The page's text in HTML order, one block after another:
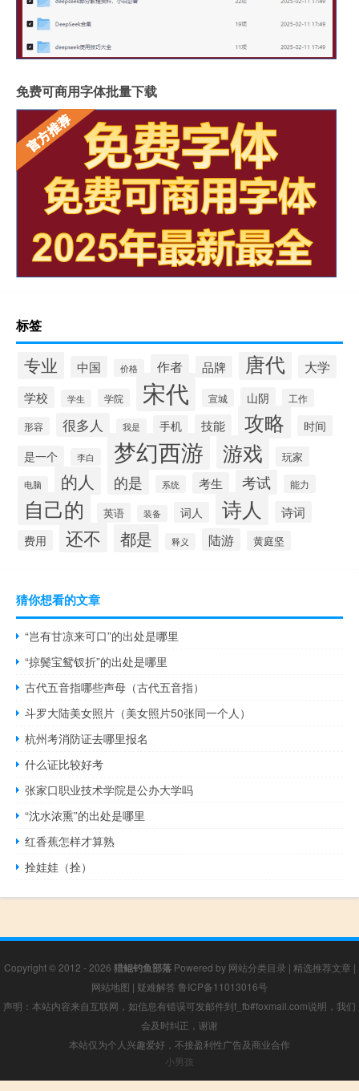
免费可商用字体批量下载
标签
专业 中国 价格 作者 品牌 唐代 大学
学校 学生 学院 宋代 宣城 山阴 工作
形容 很多人 我是 手机 技能 攻略
时间
是一个
李白 梦幻西游 游戏 玩家
电脑 的人 的是 系统 考生 考试 能力
自己的 英语 装备 词人 诗人 诗词
费用 还不 都是 释义 陆游 黄庭坚
猜你想看的文章
“岂有甘凉来可口”的出处是哪里
“掠鬓宝鸳钗折”的出处是哪里
古代五音指哪些声母（古代五音指）
斗罗大陆美女照片（美女照片50张同一个人）
杭州考消防证去哪里报名
什么证比较好考
张家口职业技术学院是公办大学吗
“沈水浓熏”的出处是哪里
红香蕉怎样才算熟
拴娃娃（拴）
Copyright © 2012 - 2026 猎鲲钓鱼部落Powered by 网站分类目录 | 精选推荐文章 |
网站地图 | 疑难解答 鲁ICP备11013016号
声明：本站内容来自互联网，如信息有错误可发邮件到f_fb#foxmail.com说明，我们
会及时纠正，谢谢
本站仅为个人兴趣爱好，不接盈利性广告及商业合作
小男孩